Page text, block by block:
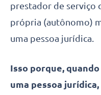
prestador de serviço
própria (autônomo)
uma pessoa jurídica.
Isso porque,
uma pessoa